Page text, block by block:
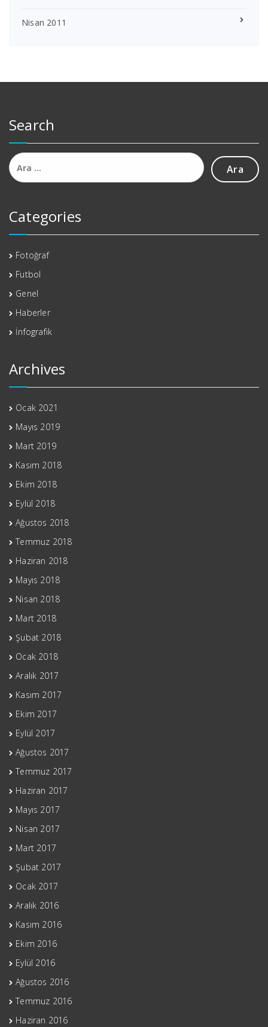
Nisan 2011
Search
Arama:
Categories
Fotoğraf
Futbol
Genel
Haberler
İnfografik
Archives
Ocak 2021
Mayıs 2019
Mart 2019
Kasım 2018
Ekim 2018
Eylül 2018
Ağustos 2018
Temmuz 2018
Haziran 2018
Mayıs 2018
Nisan 2018
Mart 2018
Şubat 2018
Ocak 2018
Aralık 2017
Kasım 2017
Ekim 2017
Eylül 2017
Ağustos 2017
Temmuz 2017
Haziran 2017
Mayıs 2017
Nisan 2017
Mart 2017
Şubat 2017
Ocak 2017
Aralık 2016
Kasım 2016
Ekim 2016
Eylül 2016
Ağustos 2016
Temmuz 2016
Haziran 2016